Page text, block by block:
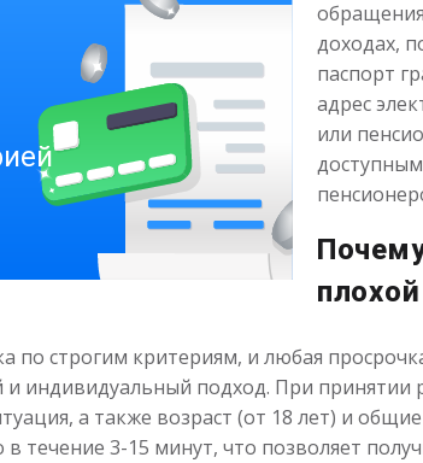
доходах,
паспорт
адрес
или
строгим критериям, и любая
индивидуальный подход. При принятии
а также возраст (от 18 лет) и
течение 3-15 минут, что позволяет